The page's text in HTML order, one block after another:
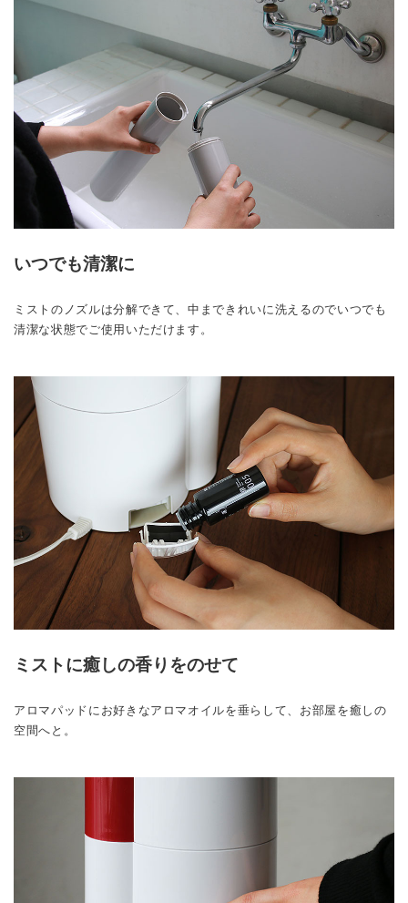
いつでも清潔に
ミストのノズルは分解できて、中まできれいに洗えるのでいつでも
清潔な状態でご使用いただけます。
ミストに癒しの香りをのせて
アロマパッドにお好きなアロマオイルを垂らして、お部屋を癒しの
空間へと。